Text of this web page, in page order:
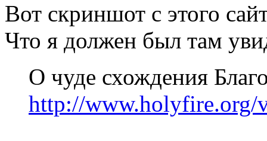
Вот скриншот с этого
Что я должен был там
О чуде схождения
http://www.holyfire.org/